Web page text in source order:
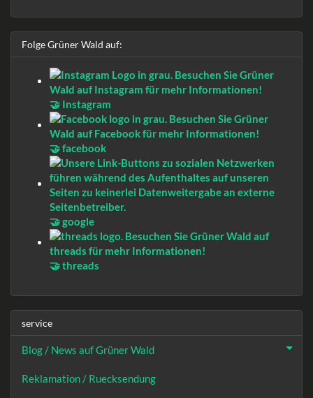
Folge Grüner Wald auf:
🤝 Instagram
🤝 facebook
🤝 google
🤝 threads
service
Blog / News auf Grüner Wald
Reklamation / Ruecksendung